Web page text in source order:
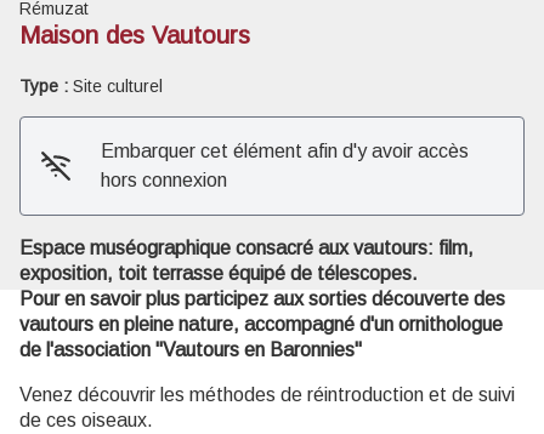
Rémuzat
Maison des Vautours
Type : Site culturel
Embarquer cet élément afin d'y avoir accès
hors connexion
Espace muséographique consacré aux vautours: film,
exposition, toit terrasse équipé de télescopes.
Pour en savoir plus participez aux sorties découverte des
vautours en pleine nature, accompagné d'un ornithologue
de l'association "Vautours en Baronnies"
Venez découvrir les méthodes de réintroduction et de suivi
de ces oiseaux.